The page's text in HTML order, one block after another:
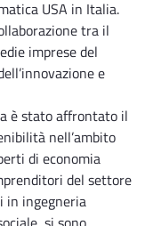
USA in Italia.
tra il
imprese del
e
è stato affrontato il
nell’ambito
di economia
del settore
in ingegneria